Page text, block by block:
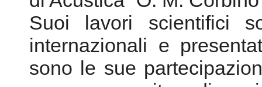
Suoi lavori scientifici
internazionali e
sono le sue